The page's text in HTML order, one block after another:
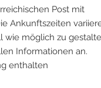
Post mit
Ankunftszeiten
wie möglich zu
Informationen an.
enthalten